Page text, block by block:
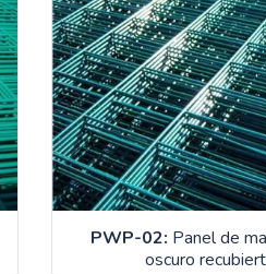
PWP-02: Panel de
oscuro